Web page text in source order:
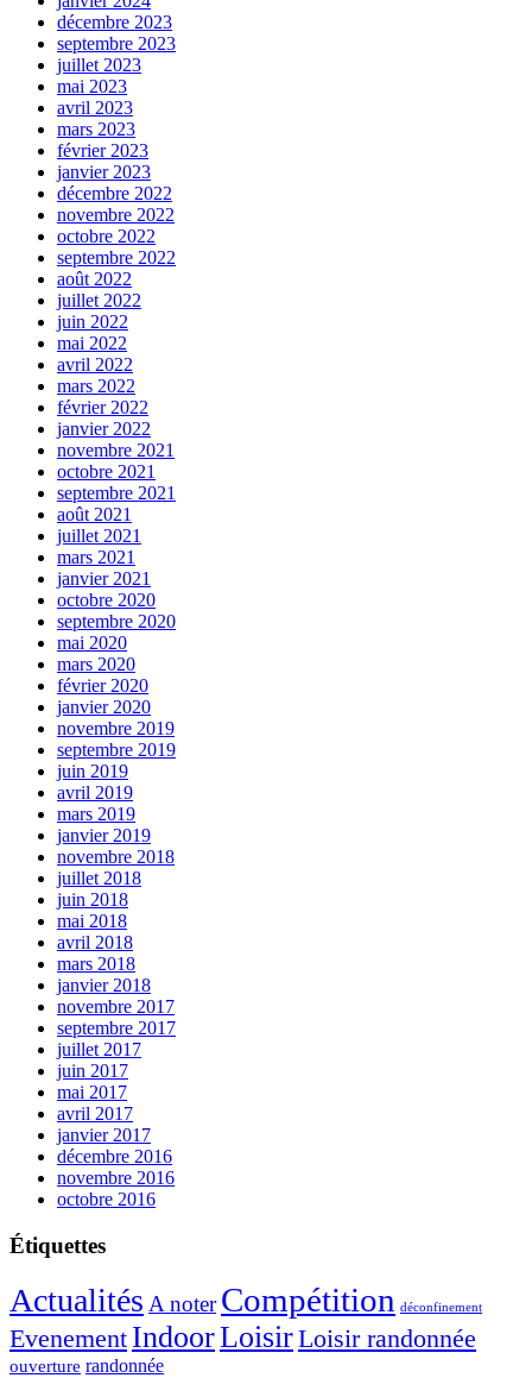
décembre 2023
septembre 2023
juillet 2023
mai 2023
avril 2023
mars 2023
février 2023
janvier 2023
décembre 2022
novembre 2022
octobre 2022
septembre 2022
août 2022
juillet 2022
juin 2022
mai 2022
avril 2022
mars 2022
février 2022
janvier 2022
novembre 2021
octobre 2021
septembre 2021
août 2021
juillet 2021
mars 2021
janvier 2021
octobre 2020
septembre 2020
mai 2020
mars 2020
février 2020
janvier 2020
novembre 2019
septembre 2019
juin 2019
avril 2019
mars 2019
janvier 2019
novembre 2018
juillet 2018
juin 2018
mai 2018
avril 2018
mars 2018
janvier 2018
novembre 2017
septembre 2017
juillet 2017
juin 2017
mai 2017
avril 2017
janvier 2017
décembre 2016
novembre 2016
octobre 2016
Étiquettes
Actualités A noter Compétition déconfinement
Evenement IndoorLoisirLoisir randonnée
ouverture randonnée